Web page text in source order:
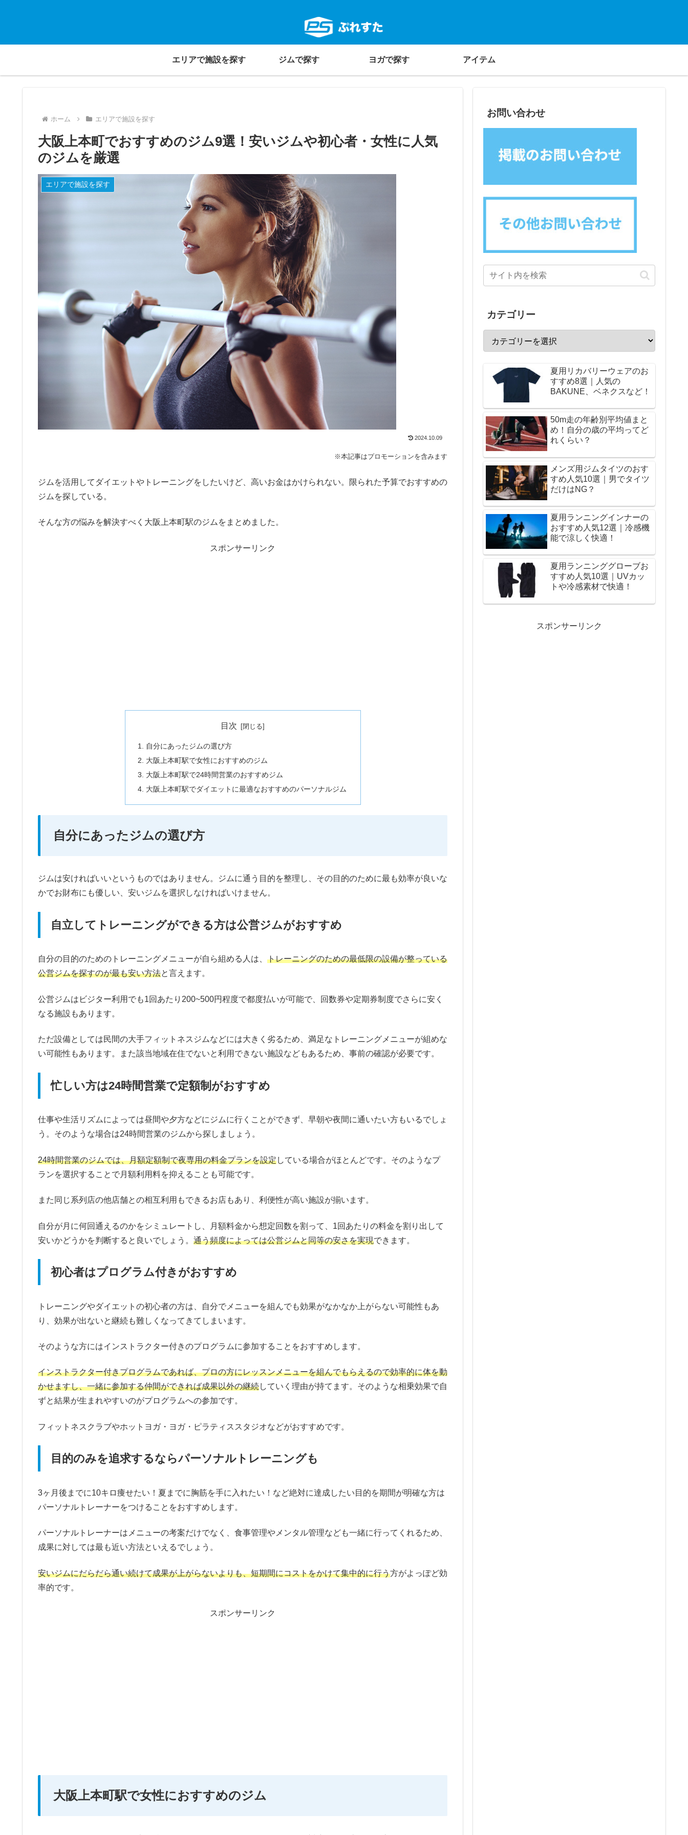
エリアで施設を探す ジムで探す ヨガで探す アイテム
ホーム エリアで施設を探す
大阪上本町でおすすめのジム9選！安いジムや初心者・女性に人気
のジムを厳選
エリアで施設を探す
2024.10.09
※本記事はプロモーションを含みます
ジムを活用してダイエットやトレーニングをしたいけど、高いお金はかけられない。限られた予算でおすすめの
ジムを探している。
そんな方の悩みを解決すべく大阪上本町駅のジムをまとめました。
スポンサーリンク
目次
自分にあったジムの選び方
大阪上本町駅で女性におすすめのジム
大阪上本町駅で24時間営業のおすすめジム
大阪上本町駅でダイエットに最適なおすすめのパーソナルジム
自分にあったジムの選び方
ジムは安ければいいというものではありません。ジムに通う目的を整理し、その目的のために最も効率が良いな
かでお財布にも優しい、安いジムを選択しなければいけません。
自立してトレーニングができる方は公営ジムがおすすめ
自分の目的のためのトレーニングメニューが自ら組める人は、 トレーニングのための最低限の設備が整っている
公営ジムを探すのが最も安い方法と言えます。
公営ジムはビジター利用でも1回あたり200~500円程度で都度払いが可能で、回数券や定期券制度でさらに安く
なる施設もあります。
ただ設備としては民間の大手フィットネスジムなどには大きく劣るため、満足なトレーニングメニューが組めな
い可能性もあります。また該当地域在住でないと利用できない施設などもあるため、事前の確認が必要です。
忙しい方は24時間営業で定額制がおすすめ
仕事や生活リズムによっては昼間や夕方などにジムに行くことができず、早朝や夜間に通いたい方もいるでしょ
う。そのような場合は24時間営業のジムから探しましょう。
24時間営業のジムでは、月額定額制で夜専用の料金プランを設定している場合がほとんどです。そのようなプ
ランを選択することで月額利用料を抑えることも可能です。
また同じ系列店の他店舗との相互利用もできるお店もあり、利便性が高い施設が揃います。
自分が月に何回通えるのかをシミュレートし、月額料金から想定回数を割って、1回あたりの料金を割り出して
安いかどうかを判断すると良いでしょう。 通う頻度によっては公営ジムと同等の安さを実現できます。
初心者はプログラム付きがおすすめ
トレーニングやダイエットの初心者の方は、自分でメニューを組んでも効果がなかなか上がらない可能性もあ
り、効果が出ないと継続も難しくなってきてしまいます。
そのような方にはインストラクター付きのプログラムに参加することをおすすめします。
インストラクター付きプログラムであれば、プロの方にレッスンメニューを組んでもらえるので効率的に体を動
かせますし、一緒に参加する仲間ができれば成果以外の継続していく理由が持てます。そのような相乗効果で自
ずと結果が生まれやすいのがプログラムへの参加です。
フィットネスクラブやホットヨガ・ヨガ・ピラティススタジオなどがおすすめです。
目的のみを追求するならパーソナルトレーニングも
3ヶ月後までに10キロ痩せたい！夏までに胸筋を手に入れたい！など絶対に達成したい目的を期間が明確な方は
パーソナルトレーナーをつけることをおすすめします。
パーソナルトレーナーはメニューの考案だけでなく、食事管理やメンタル管理なども一緒に行ってくれるため、
成果に対しては最も近い方法といえるでしょう。
安いジムにだらだら通い続けて成果が上がらないよりも、短期間にコストをかけて集中的に行う方がよっぽど効
率的です。
スポンサーリンク
大阪上本町駅で女性におすすめのジム
お問い合わせ
カテゴリー
夏用リカバリーウェアのお
すすめ8選｜人気の
BAKUNE、ベネクスなど！
50m走の年齢別平均値まと
め！自分の歳の平均ってど
れくらい？
メンズ用ジムタイツのおす
すめ人気10選｜男でタイツ
だけはNG？
夏用ランニングインナーの
おすすめ人気12選｜冷感機
能で涼しく快適！
夏用ランニンググローブお
すすめ人気10選｜UVカッ
トや冷感素材で快適！
スポンサーリンク